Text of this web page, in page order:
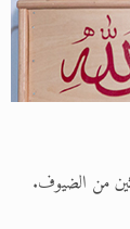
من الضيوف.